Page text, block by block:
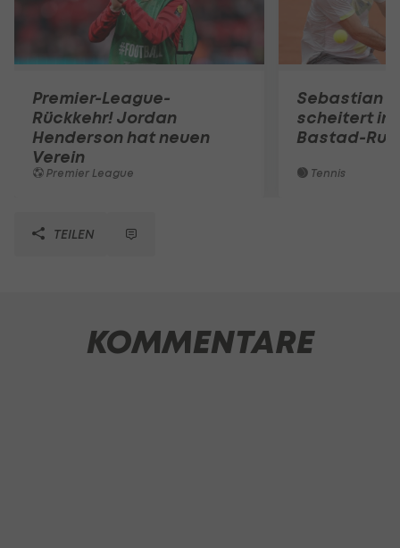
Premier-League-
Rückkehr! Jordan
Henderson hat neuen
Verein
Premier League
Sebastian
scheitert in
Bastad-
Tennis
TEILEN
KOMMENTARE